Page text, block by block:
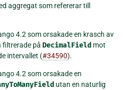
aggregat som refererar till
4.2 som orsakade en krasch av
filtrerade på DecimalField mot
intervallet (#34590).
4.2 som orsakade en
utan en naturlig